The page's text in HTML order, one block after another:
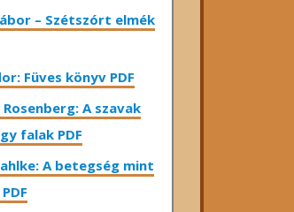
– Szétszórt elmék
Füves könyv PDF
A szavak
falak PDF
A betegség mint